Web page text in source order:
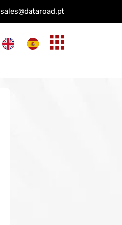
sales@dataroad.pt